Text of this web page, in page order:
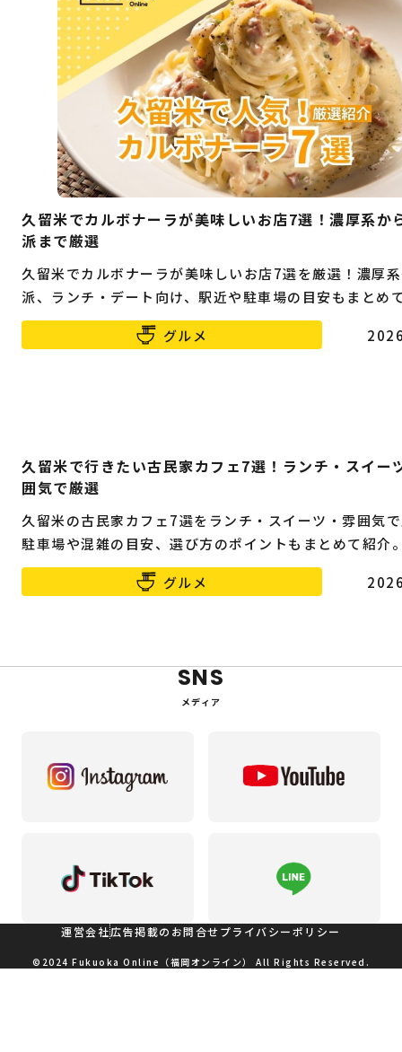
久留米でカルボナーラが美味しいお店7選！濃厚系か
派まで厳選
久留米でカルボナーラが美味しいお店7選を厳選！濃厚
派、ランチ・デート向け、駅近や駐車場の目安もまとめ
グルメ
久留米で行きたい古民家カフェ7選！ランチ・スイー
囲気で厳選
久留米の古民家カフェ7選をランチ・スイーツ・雰囲気
駐車場や混雑の目安、選び方のポイントもまとめて紹介
グルメ
SNS
メディア
運営会社広告掲載のお問合せプライバシーポリシー
©2024 Fukuoka Online（福岡オンライン） All Rights Reserved.